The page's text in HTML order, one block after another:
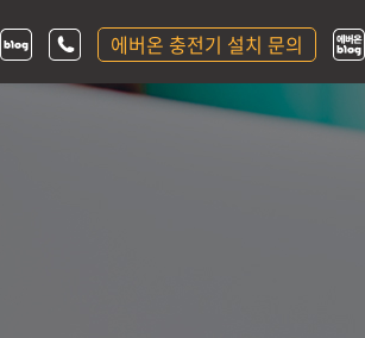
에버온 충전기 설치 문의